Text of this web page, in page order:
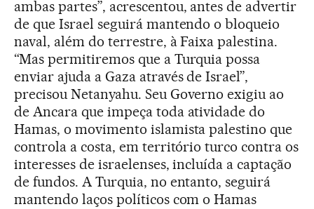
ambas partes”, acrescentou, antes de advertir
de que Israel seguirá mantendo o bloqueio
naval, além do terrestre, à Faixa palestina.
“Mas permitiremos que a Turquia possa
enviar ajuda a Gaza através de Israel”,
precisou Netanyahu. Seu Governo exigiu ao
de Ancara que impeça toda atividade do
Hamas, o movimento islamista palestino que
controla a costa, em território turco contra os
interesses de israelenses, incluída a captação
de fundos. A Turquia, no entanto, seguirá
mantendo laços políticos com o Hamas